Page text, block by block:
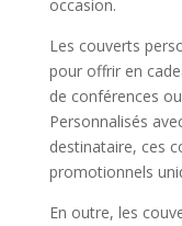
occasion.
Les couverts
pour offrir en
de conférences
Personnalisés
destinataire, ces
promotionnels
En outre, les